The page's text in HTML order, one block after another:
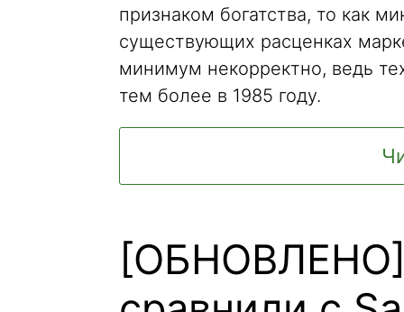
признаком богатства, то как
существующих расценках
минимум некорректно, ведь
тем более в 1985 году.
[ОБНОВЛЕНО]